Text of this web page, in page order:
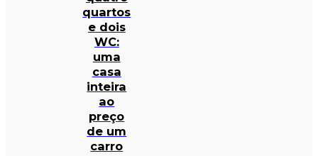
quartos
e dois
WC:
uma
casa
inteira
ao
preço
de um
carro